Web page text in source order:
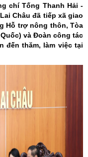
chí Tống Thanh Hải -
Châu đã tiếp xã giao
Hỗ trợ nông thôn, Tòa
và Đoàn công tác
đến thăm, làm việc tại